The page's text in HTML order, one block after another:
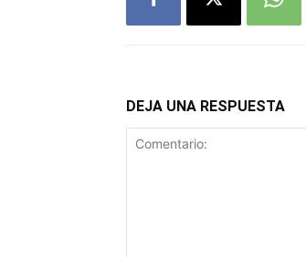
DEJA UNA RESPUESTA